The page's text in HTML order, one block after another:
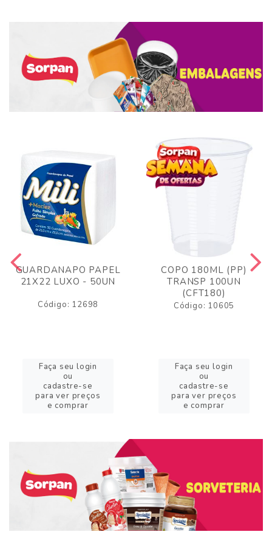
GUARDANAPO PAPEL
21X22 LUXO - 50UN
Código: 12698
Faça seu login
ou
cadastre-se
para ver preços
e comprar
COPO 180ML (PP)
TRANSP 100UN
(CFT180)
Código: 10605
Faça seu login
ou
cadastre-se
para ver preços
e comprar